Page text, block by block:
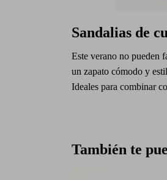
Sandalias de
Este verano no pueden
un zapato cómodo y
Ideales para combinar
También te